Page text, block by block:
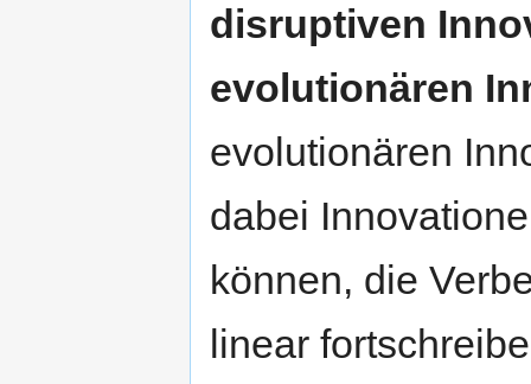
disruptiven
evolutionären
evolutionären
dabei
können, die
linear